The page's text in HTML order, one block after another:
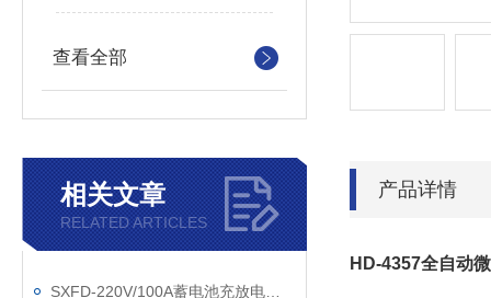
查看全部
相关文章
RELATED ARTICLES
产品详情
HD-4357全自动